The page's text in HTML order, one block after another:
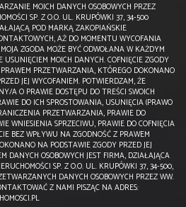
MOICH DANYCH OSOBOWYCH PRZEZ
SP. Z O.O. UL. KRUPÓWKI 37, 34-500
POD MARKĄ ZAKOPIAŃSKIE
AŻ DO MOMENTU WYCOFANIA
ZGODA MOŻE BYĆ ODWOŁANA W KAŻDYM
USUNIĘCIEM MOICH DANYCH. COFNIĘCIE ZGODY
PRZETWARZANIA, KTÓREGO DOKONANO
JEJ WYCOFANIEM. POTWIERDZAM, ŻE
A O PRAWIE DOSTĘPU DO TREŚCI SWOICH
DO ICH SPROSTOWANIA, USUNIĘCIA (PRAWO
PRZETWARZANIA, PRAWIE DO
WNIESIENIA SPRZECIWU, PRAWIE DO COFNIĘCIA
BEZ WPŁYWU NA ZGODNOŚĆ Z PRAWEM
NA PODSTAWIE ZGODY PRZED JEJ
DANYCH OSOBOWYCH JEST FIRMA, DZIAŁAJĄCA
SP. Z O.O. UL. KRUPÓWKI 37, 34-500,
DANYCH OSOBOWYCH PRZEZ WW.
Z NAMI PISZĄC NA ADRES: